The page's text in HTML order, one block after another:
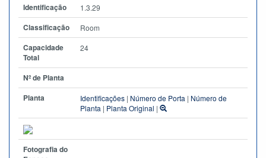
Identificação 1.3.29
Classificação Room
Capacidade
Total
24
Nº de Planta
Planta
Identificações | Número de Porta | Número de
Planta | Planta Original |
Fotografia do